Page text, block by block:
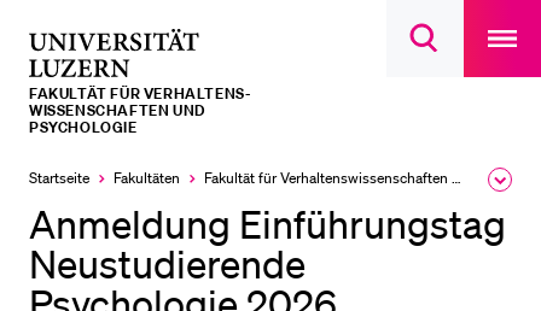
Suchdialog
main
FAKULTÄT FÜR VERHALTENS-
WISSENSCHAFTEN UND
PSYCHOLOGIE
Startseite Fakultäten Fakultät für Verhaltens­wissen­schaften und Psychologie
Anmeldung Einführungstag
Neustudierende
LETZTE SUCHEN
Sie haben noch keine Suche getätigt.
Schulklassen und Lehrpersonen
Studien­interessierte
Studierende